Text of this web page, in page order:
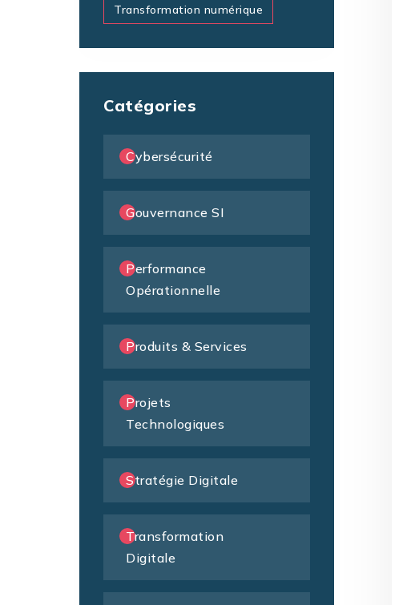
Transformation numérique
Catégories
Cybersécurité
Gouvernance SI
Performance
Opérationnelle
Produits & Services
Projets
Technologiques
Stratégie Digitale
Transformation
Digitale